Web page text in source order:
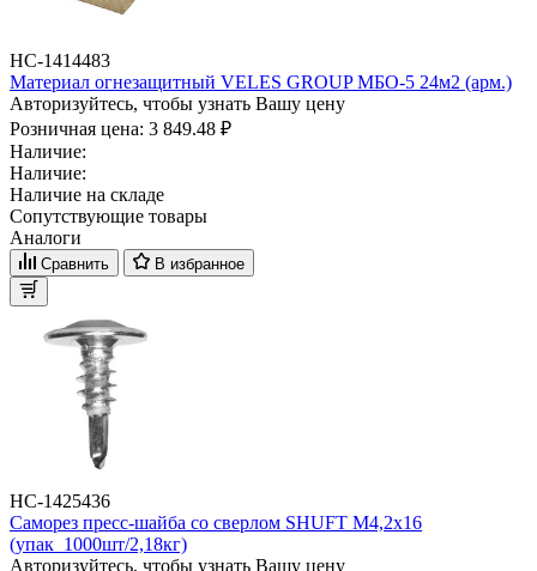
НС-1414483
Материал огнезащитный VELES GROUP МБО-5 24м2 (арм.)
Авторизуйтесь, чтобы узнать Вашу цену
Розничная цена: 3 849.48 ₽
Наличие:
Наличие:
Наличие на складе
Сопутствующие товары
Аналоги
Сравнить В избранное
НС-1425436
Саморез пресс-шайба со сверлом SHUFT М4,2x16
(упак_1000шт/2,18кг)
Авторизуйтесь, чтобы узнать Вашу цену